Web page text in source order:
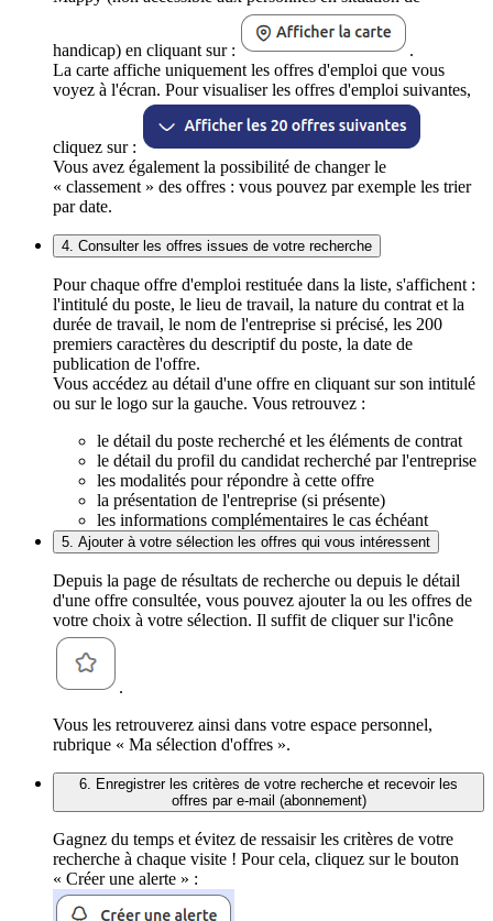
handicap) en cliquant sur :
.
La carte affiche uniquement les offres d'emploi que vous
voyez à l'écran. Pour visualiser les offres d'emploi suivantes,
cliquez sur :
Vous avez également la possibilité de changer le
« classement » des offres : vous pouvez par exemple les trier
par date.
4. Consulter les offres issues de votre recherche
Pour chaque offre d'emploi restituée dans la liste, s'affichent :
l'intitulé du poste, le lieu de travail, la nature du contrat et la
durée de travail, le nom de l'entreprise si précisé, les 200
premiers caractères du descriptif du poste, la date de
publication de l'offre.
Vous accédez au détail d'une offre en cliquant sur son intitulé
ou sur le logo sur la gauche. Vous retrouvez :
le détail du poste recherché et les éléments de contrat
le détail du profil du candidat recherché par l'entreprise
les modalités pour répondre à cette offre
la présentation de l'entreprise (si présente)
les informations complémentaires le cas échéant
5. Ajouter à votre sélection les offres qui vous intéressent
Depuis la page de résultats de recherche ou depuis le détail
d'une offre consultée, vous pouvez ajouter la ou les offres de
votre choix à votre sélection. Il suffit de cliquer sur l'icône
.
Vous les retrouverez ainsi dans votre espace personnel,
rubrique « Ma sélection d'offres ».
6. Enregistrer les critères de votre recherche et recevoir les
offres par e-mail (abonnement)
Gagnez du temps et évitez de ressaisir les critères de votre
recherche à chaque visite ! Pour cela, cliquez sur le bouton
« Créer une alerte » :